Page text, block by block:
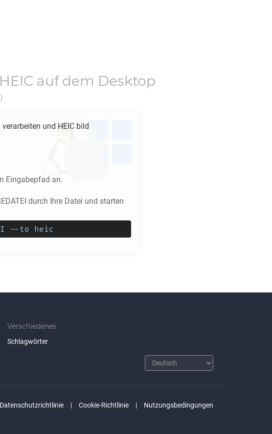
HEIC auf dem Desktop
und HEIC bild
Eingabepfad an.
durch Ihre Datei und starten
--to heic
Verschiedenes
Schlagwörter
Datenschutzrichtlinie Cookie-Richtlinie Nutzungsbedingungen